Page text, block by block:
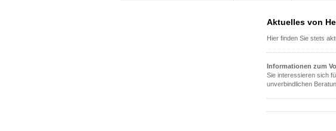
Aktuelles von
Hier finden Sie stets
Informationen zum
Sie interessieren sich
unverbindlichen